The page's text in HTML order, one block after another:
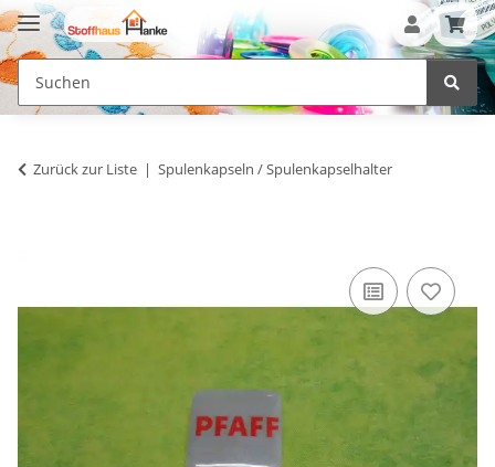
Zurück zur Liste Spulenkapseln / Spulenkapselhalter